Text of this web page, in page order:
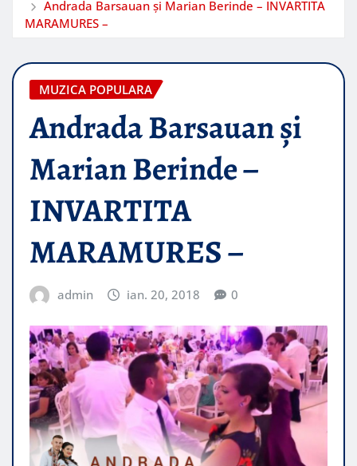
Andrada Barsauan și Marian Berinde – INVARTITA
MARAMURES –
MUZICA POPULARA
Andrada Barsauan și
Marian Berinde –
INVARTITA
MARAMURES –
admin ian. 20, 2018 0